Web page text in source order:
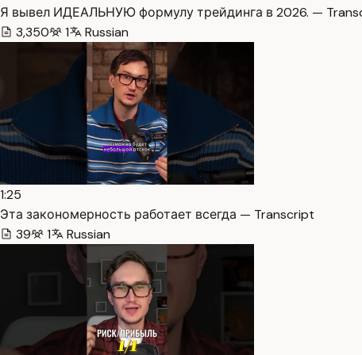
Я вывел ИДЕАЛЬНУЮ формулу трейдинга в 2026. —
3,350
1 Russian
1:25
Эта закономерность работает всегда — Transcript
39
1 Russian